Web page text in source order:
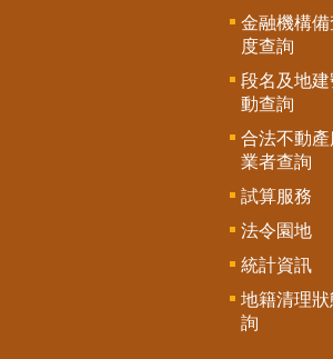
金融機構
度查詢
段名及地
動查詢
合法不動產
業者查詢
試算服務
法令園地
統計資訊
地籍清理狀
詢